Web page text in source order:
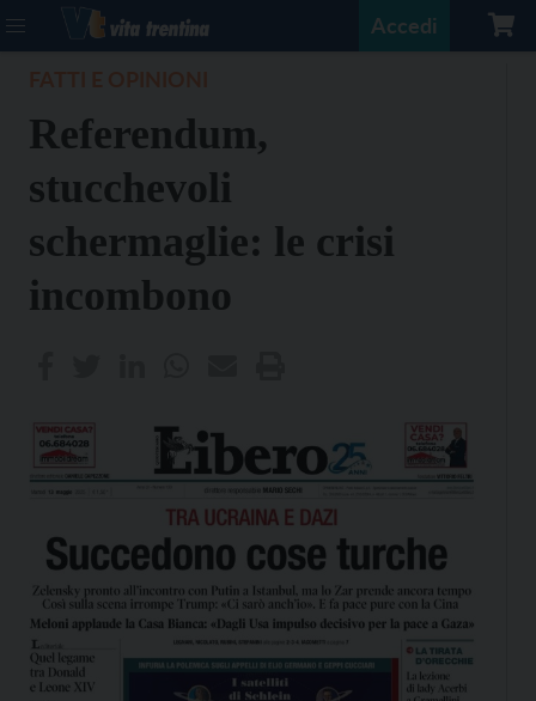
Accedi
Referendum,
stucchevoli
schermaglie: le crisi
incombono